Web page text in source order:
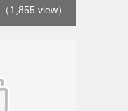
（1,855 view）